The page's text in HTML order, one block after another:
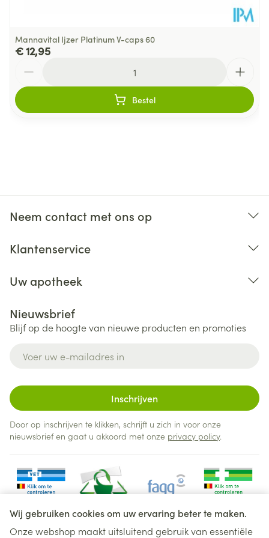
Wij gebruiken cookies om uw ervaring beter te maken.
Onze webshop maakt uitsluitend gebruik van essentiële
Mannavital Ijzer Platinum V-caps 60
€ 12,95
Bestel
Neem contact met ons op
Klantenservice
Uw apotheek
Nieuwsbrief
Blijf op de hoogte van nieuwe producten en promoties
Inschrijven
Door op inschrijven te klikken, schrijft u zich in voor onze
nieuwsbrief en gaat u akkoord met onze privacy policy.